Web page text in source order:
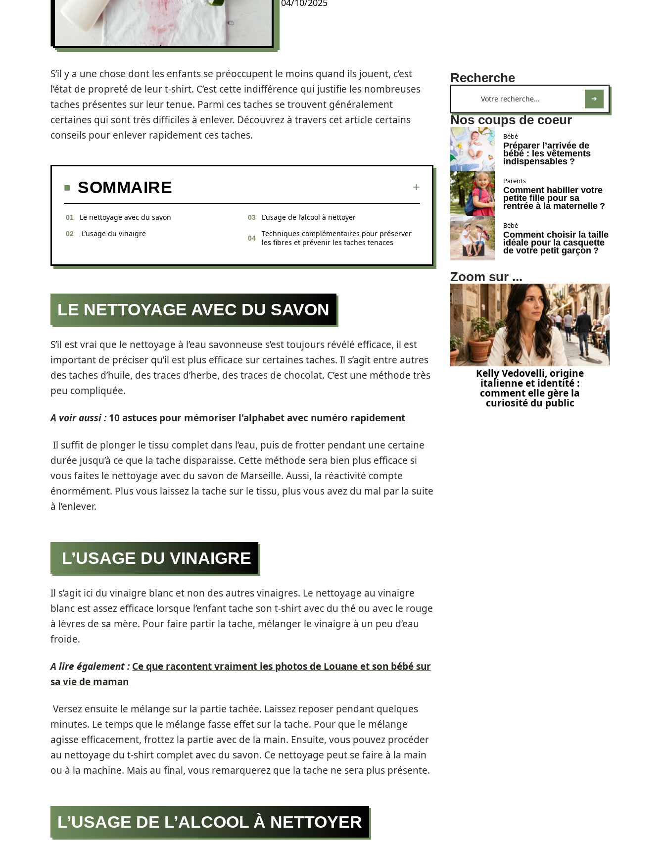
04/10/2025
S’il y a une chose dont les enfants se préoccupent le moins quand ils jouent, c’est
l’état de propreté de leur t-shirt. C’est cette indifférence qui justifie les nombreuses
taches présentes sur leur tenue. Parmi ces taches se trouvent généralement
certaines qui sont très difficiles à enlever. Découvrez à travers cet article certains
conseils pour enlever rapidement ces taches.
SOMMAIRE
Le nettoyage avec du savon
L’usage du vinaigre
L’usage de l’alcool à nettoyer
Techniques complémentaires pour préserver
les fibres et prévenir les taches tenaces
LE NETTOYAGE AVEC DU SAVON
S’il est vrai que le nettoyage à l’eau savonneuse s’est toujours révélé efficace, il est
important de préciser qu’il est plus efficace sur certaines taches. Il s’agit entre autres
des taches d’huile, des traces d’herbe, des traces de chocolat. C’est une méthode très
peu compliquée.
A voir aussi : 10 astuces pour mémoriser l'alphabet avec numéro rapidement
Il suffit de plonger le tissu complet dans l’eau, puis de frotter pendant une certaine
durée jusqu’à ce que la tache disparaisse. Cette méthode sera bien plus efficace si
vous faites le nettoyage avec du savon de Marseille. Aussi, la réactivité compte
énormément. Plus vous laissez la tache sur le tissu, plus vous avez du mal par la suite
à l’enlever.
L’USAGE DU VINAIGRE
Il s’agit ici du vinaigre blanc et non des autres vinaigres. Le nettoyage au vinaigre
blanc est assez efficace lorsque l’enfant tache son t-shirt avec du thé ou avec le rouge
à lèvres de sa mère. Pour faire partir la tache, mélanger le vinaigre à un peu d’eau
froide.
A lire également : Ce que racontent vraiment les photos de Louane et son bébé sur
sa vie de maman
Versez ensuite le mélange sur la partie tachée. Laissez reposer pendant quelques
minutes. Le temps que le mélange fasse effet sur la tache. Pour que le mélange
agisse efficacement, frottez la partie avec de la main. Ensuite, vous pouvez procéder
au nettoyage du t-shirt complet avec du savon. Ce nettoyage peut se faire à la main
ou à la machine. Mais au final, vous remarquerez que la tache ne sera plus présente.
L’USAGE DE L’ALCOOL À NETTOYER
Recherche
Nos coups de coeur
Bébé
Préparer l’arrivée de
bébé : les vêtements
indispensables ?
Parents
Comment habiller votre
petite fille pour sa
rentrée à la maternelle ?
Bébé
Comment choisir la taille
idéale pour la casquette
de votre petit garçon ?
Zoom sur ...
Kelly Vedovelli, origine
italienne et identité :
comment elle gère la
curiosité du public